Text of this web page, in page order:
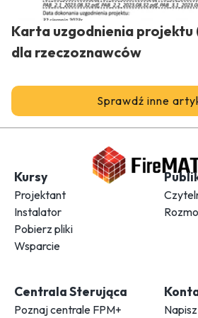
Karta uzgodnienia projektu
dla rzeczoznawców
Sprawdź inne
Kursy
Projektant
Instalator
Pobierz pliki
Wsparcie
Centrala Sterująca
Poznaj centrale FPM+